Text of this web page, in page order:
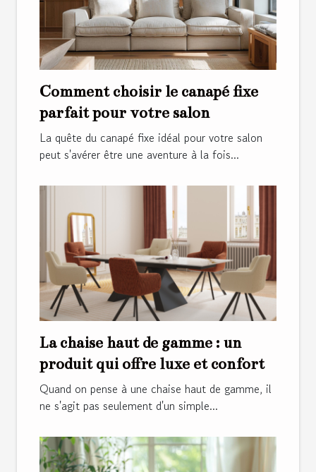
Comment choisir le canapé fixe
parfait pour votre salon
La quête du canapé fixe idéal pour votre salon
peut s'avérer être une aventure à la fois...
La chaise haut de gamme : un
produit qui offre luxe et confort
Quand on pense à une chaise haut de gamme, il
ne s'agit pas seulement d'un simple...